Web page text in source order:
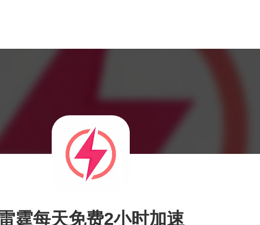
霆每天免费2小时加速